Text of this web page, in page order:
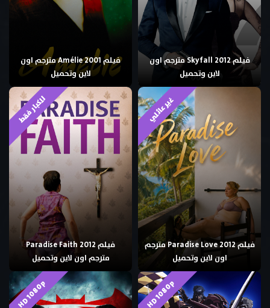
فيلم Skyfall 2012 مترجم اون
لاين وتحميل
فيلم Amélie 2001 مترجم اون
لاين وتحميل
غير عائلي
فيلم Paradise Love 2012 مترجم
اون لاين وتحميل
للكبار فقط
فيلم Paradise Faith 2012
مترجم اون لاين وتحميل
HD 1080p
HD 1080p